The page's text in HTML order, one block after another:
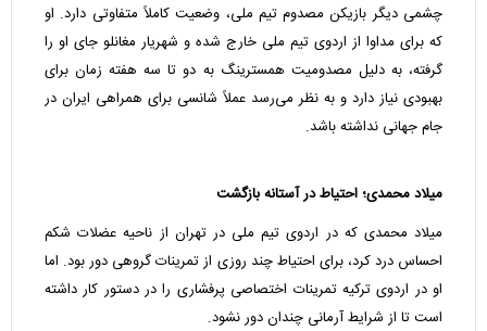
چشمی دیگر بازیکن مصدوم تیم ملی، وضعیت کاملاً متفاوتی دارد. او
که برای مداوا از اردوی تیم ملی خارج شده و شهریار مغانلو جای او را
گرفته، به دلیل مصدومیت همسترینگ به دو تا سه هفته زمان برای
بهبودی نیاز دارد و به نظر می‌رسد عملاً شانسی برای همراهی ایران در
جام جهانی نداشته باشد.
میلاد محمدی؛ احتیاط در آستانه بازگشت
میلاد محمدی که در اردوی تیم ملی در تهران از ناحیه عضلات شکم
احساس درد کرد، برای احتیاط چند روزی از تمرینات گروهی دور بود. اما
او در اردوی ترکیه تمرینات اختصاصی پرفشاری را در دستور کار داشته
است تا از شرایط آرمانی چندان دور نشود.